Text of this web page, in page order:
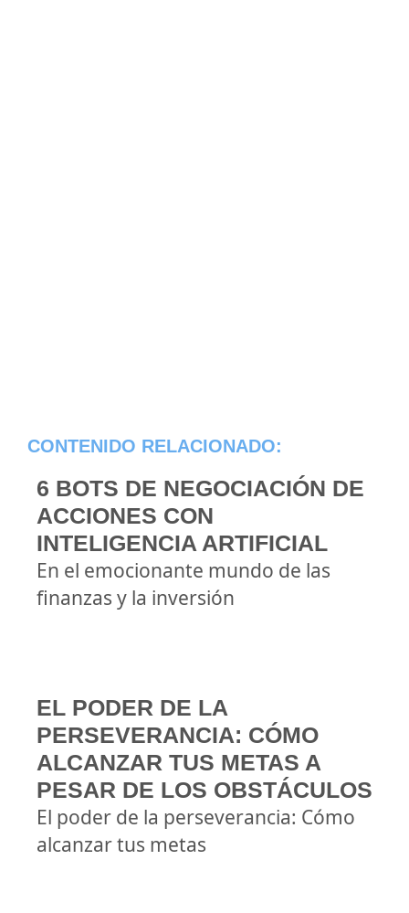
CONTENIDO RELACIONADO:
6 BOTS DE NEGOCIACIÓN DE
ACCIONES CON
INTELIGENCIA ARTIFICIAL
En el emocionante mundo de las
finanzas y la inversión
EL PODER DE LA
PERSEVERANCIA: CÓMO
ALCANZAR TUS METAS A
PESAR DE LOS OBSTÁCULOS
El poder de la perseverancia: Cómo
alcanzar tus metas